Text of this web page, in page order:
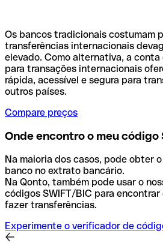
Os bancos tradicionais costumam
transferências internacionais
elevado. Como alternativa, a
para transações internacionais
rápida, acessível e segura para
outros países.
Compare preços
Onde encontro o meu código
Na maioria dos casos, pode obter
banco no extrato bancário.
Na Qonto, também pode usar o
códigos SWIFT/BIC para
fazer transferências.
Experimente o verificador de